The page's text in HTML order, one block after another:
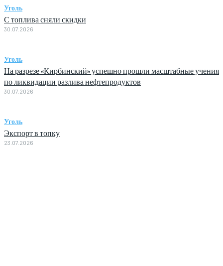
Уголь
С топлива сняли скидки
30.07.2026
Уголь
На разрезе «Кирбинский» успешно прошли масштабные учения
по ликвидации разлива нефтепродуктов
30.07.2026
Уголь
Экспорт в топку
23.07.2026